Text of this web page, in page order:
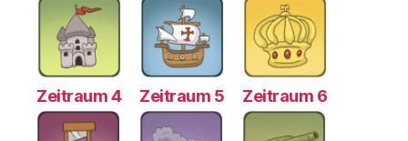
Zeitraum 4 Zeitraum 5 Zeitraum 6